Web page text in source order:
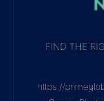
FIND THE
https://